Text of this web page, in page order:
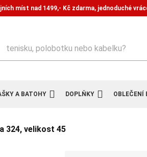
míst nad 1499,- Kč zdarma, jednoduché
A BATOHY DOPLŇKY OBLEČENÍ
324, velikost 45